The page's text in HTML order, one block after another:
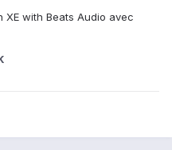
XE with Beats Audio avec